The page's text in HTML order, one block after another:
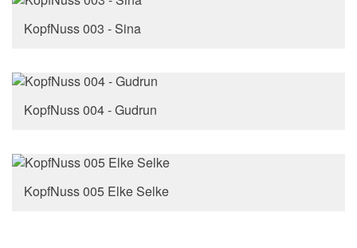
KopfNuss 003 - Sina
KopfNuss 004 - Gudrun
KopfNuss 005 Elke Selke